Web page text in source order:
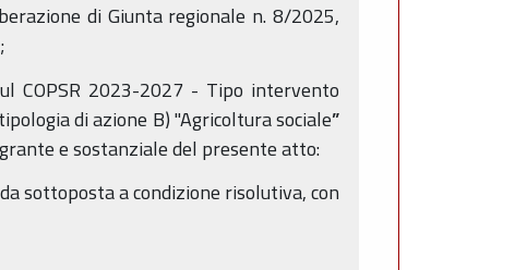
di Giunta regionale n. 8/2025,
COPSR 2023-2027 - Tipo intervento
di azione B) "Agricoltura sociale”
e sostanziale del presente atto:
sottoposta a condizione risolutiva, con